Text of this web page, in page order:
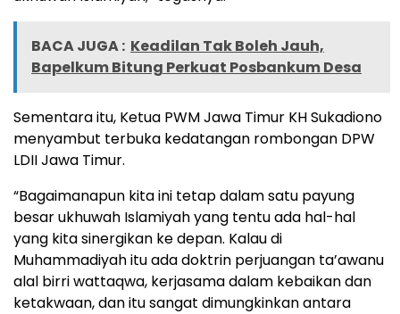
BACA JUGA : Keadilan Tak Boleh Jauh,
Bapelkum Bitung Perkuat Posbankum Desa
Sementara itu, Ketua PWM Jawa Timur KH Sukadiono
menyambut terbuka kedatangan rombongan DPW
LDII Jawa Timur.
“Bagaimanapun kita ini tetap dalam satu payung
besar ukhuwah Islamiyah yang tentu ada hal-hal
yang kita sinergikan ke depan. Kalau di
Muhammadiyah itu ada doktrin perjuangan ta’awanu
alal birri wattaqwa, kerjasama dalam kebaikan dan
ketakwaan, dan itu sangat dimungkinkan antara